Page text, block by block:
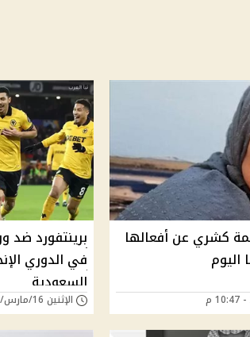
كشري عن أفعالها
اليوم
برينتفورد ضد
في الدوري
السعودية
الإثنين 16/مارس/2026 - 11:50 م